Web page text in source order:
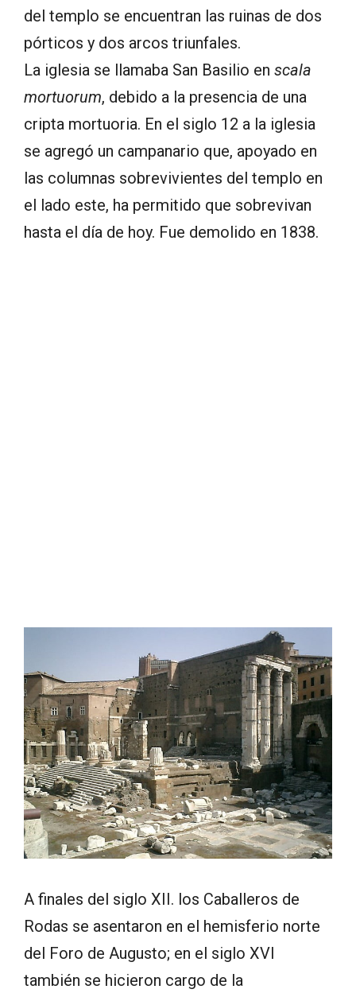
del templo se encuentran las ruinas de dos
pórticos y dos arcos triunfales.
La iglesia se llamaba San Basilio en scala
mortuorum, debido a la presencia de una
cripta mortuoria. En el siglo 12 a la iglesia
se agregó un campanario que, apoyado en
las columnas sobrevivientes del templo en
el lado este, ha permitido que sobrevivan
hasta el día de hoy. Fue demolido en 1838.
A finales del siglo XII. los Caballeros de
Rodas se asentaron en el hemisferio norte
del Foro de Augusto; en el siglo XVI
también se hicieron cargo de la